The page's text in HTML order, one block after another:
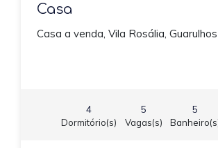
Casa
Casa a venda, Vila Rosália, Guarulhos
4
Dormitório(s)
5
Vagas(s)
5